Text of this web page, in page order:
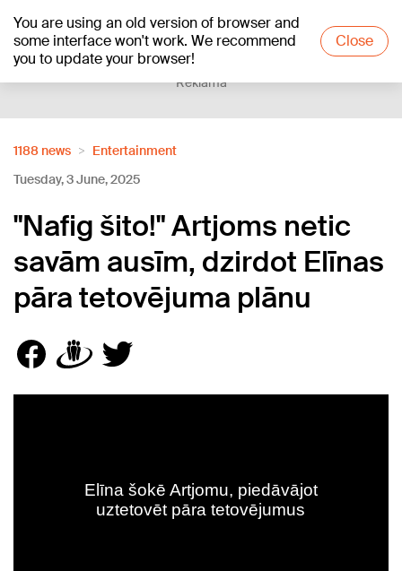
You are using an old version of browser and
some interface won't work. We recommend
you to update your browser!
Close
+20°C
Reklāma
1188 news
Entertainment
Tuesday, 3 June, 2025
"Nafig šito!" Artjoms netic
savām ausīm, dzirdot Elīnas
pāra tetovējuma plānu